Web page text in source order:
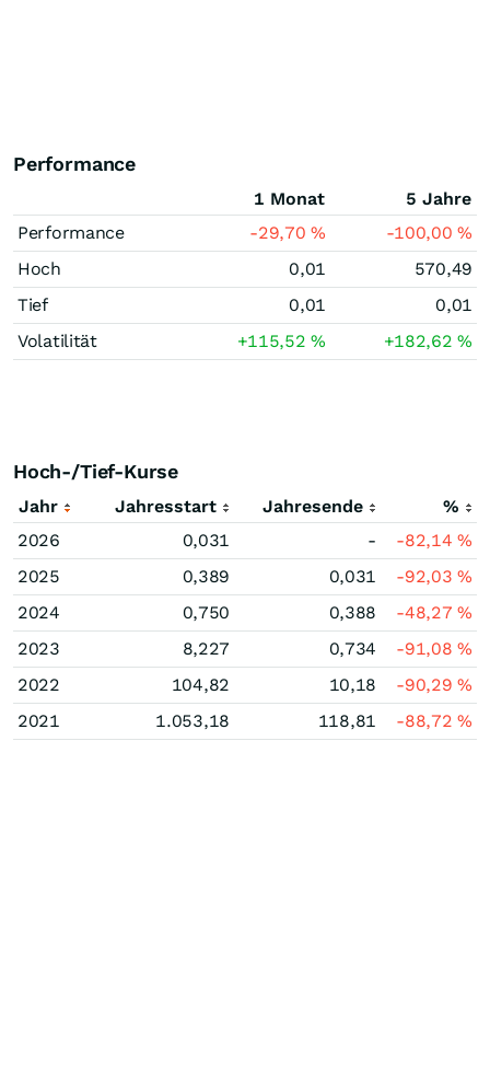
Performance
1 Monat
5 Jahre
Performance
-29,70% -100,00%
Hoch
0,01
570,49
Tief
0,01
0,01
Volatilität
+115,52% +182,62%
Hoch-/Tief-Kurse
Jahr Jahresstart Jahresende
%
2026
0,031 - -82,14%
2025
0,389 0,031 -92,03%
2024
0,750 0,388 -48,27%
2023
8,227 0,734 -91,08%
2022
104,82 10,18 -90,29%
2021
1.053,18 118,81 -88,72%